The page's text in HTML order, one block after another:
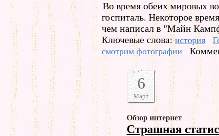
Во время обеих мировых
госпиталь. Некоторое
чем написал в "Майн
Ключевые слова:история
смотрим фотографии
6
Март
Обзор интернет
Страшная